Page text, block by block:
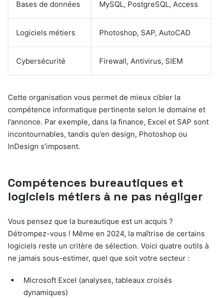
Bases de données MySQL, PostgreSQL, Access
Logiciels métiers Photoshop, SAP, AutoCAD
Cybersécurité Firewall, Antivirus, SIEM
Cette organisation vous permet de mieux cibler la
compétence informatique pertinente selon le domaine et
l’annonce. Par exemple, dans la finance, Excel et SAP sont
incontournables, tandis qu’en design, Photoshop ou
InDesign s’imposent.
Compétences bureautiques et
logiciels métiers à ne pas négliger
Vous pensez que la bureautique est un acquis ?
Détrompez-vous ! Même en 2024, la maîtrise de certains
logiciels reste un critère de sélection. Voici quatre outils à
ne jamais sous-estimer, quel que soit votre secteur :
Microsoft Excel (analyses, tableaux croisés
dynamiques)